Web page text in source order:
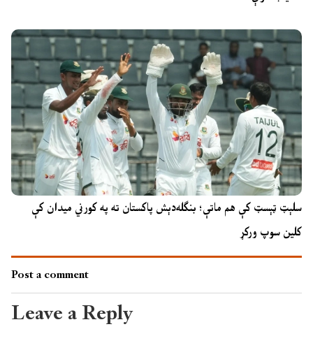
سلېټ ټېسټ کې هم ماتې؛ بنګله‌دېش پاکستان ته په کورني میدان کې
کلین سوپ ورکړ
Post a comment
Leave a Reply